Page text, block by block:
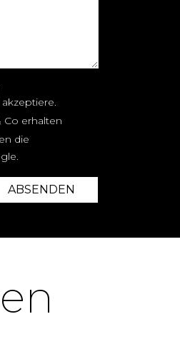
erhalten
die
ABSENDEN